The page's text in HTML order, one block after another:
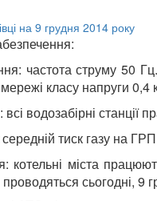
частота струму 50
мережі класу напруги 0,4
водозабірні
тиск газу на
котельні міста
сьогодні, 9